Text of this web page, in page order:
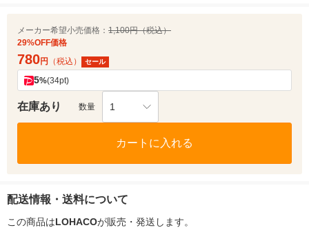
メーカー希望小売価格： 1,100円（税込）
29%OFF価格
780円 （税込） セール
5%(34pt)
在庫あり 数量 1
カートに入れる
配送情報・送料について
この商品はLOHACOが販売・発送します。